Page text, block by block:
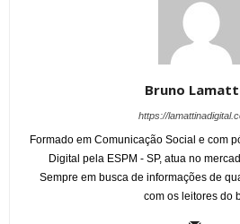
Bruno
https://
Formado em Comunicação Social e com
Digital pela ESPM - SP, atua no
Sempre em busca de informações de
com os leitores do